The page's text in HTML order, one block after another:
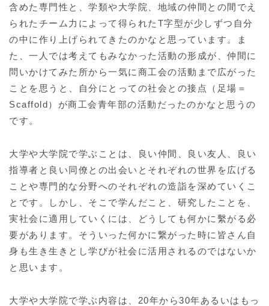
含めた専門性と、学類や大学院、地域の仲間との間でえ
られたチーム力によって得られたT字型が少しずつ自分
の中に作り上げられてきたのかなと思っています。ま
た、一人では考えてもみなかった活動の形成が、仲間に
問いかけてみた所から一気に商工会の活動まで広がった
ことを思うと、自分にとっての社会との接点（足場＝
Scaffold）が商工会青年部の活動だったのかなと思うの
です。
大学や大学院で学ぶことは、良い仲間、良い友人、良い
指導者と良い同僚との出会いとそれぞれの世界を広げる
ことや専門的な分野へのそれぞれの造詣を深めていくこ
とです。しかし、そこで学んだこと、研究したことを、
実社会に適用していくには、どうしても何かに繫がる必
要があります。そういった何かに繋がった時に皆さん自
身も生き生きとし学びが社会に活用されるのではないか
と思います。
大学や大学院で学ぶ内容は、20年から30年あるいはもっ